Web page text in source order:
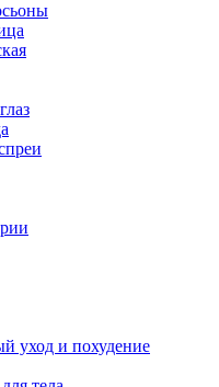
уход и похудение